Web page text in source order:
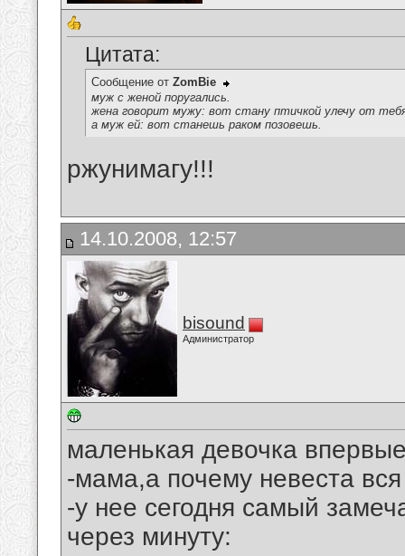
Цитата:
Сообщение от ZomBie
муж с женой поругались.
жена говорит мужу: вот стану птичкой улечу от
а муж ей: вот станешь раком позовешь.
ржунимагу!!!
14.10.2008, 12:57
bisound
Администратор
маленькая девочка
-мама,а почему невеста
-у нее сегодня самый
через минуту: